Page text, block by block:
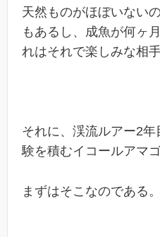
天然ものがほぼいない
もあるし、成魚が何ヶ
れはそれで楽しみな相手
それに、渓流ルアー2
験を積むイコールアマ
まずはそこなのである。